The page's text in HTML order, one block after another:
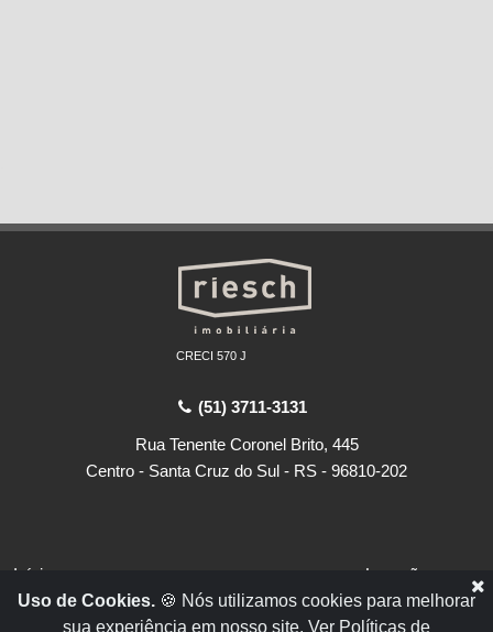
CRECI 570 J
(51) 3711-3131
Rua Tenente Coronel Brito, 445
Centro - Santa Cruz do Sul - RS - 96810-202
Início
Empresa
Locações
Vendas
Uso de Cookies. 🍪 Nós utilizamos cookies para melhorar
sua experiência em nosso site. Ver Políticas de